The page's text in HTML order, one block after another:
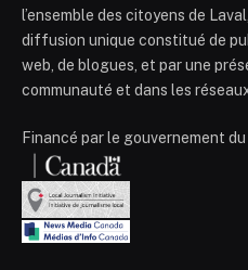
l’ensemble des citoyens de
diffusion unique constitué de
web, de blogues, et par une
communauté et dans les
Financé par le gouvernement